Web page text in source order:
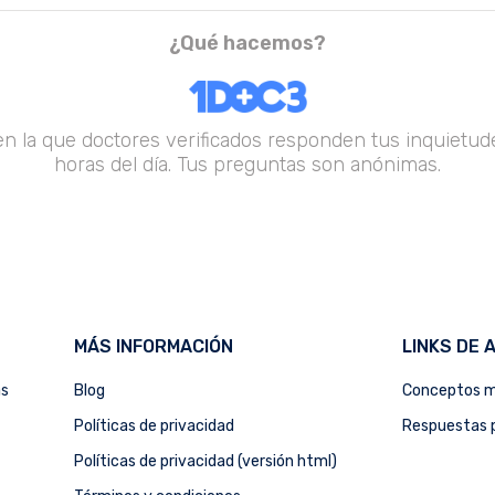
¿Qué hacemos?
la que doctores verificados responden tus
horas del día. Tus preguntas son anónimas.
MÁS INFORMACIÓN
Blog
Políticas de privacidad
Políticas de privacidad (versión html)
LINKS DE
Conceptos
Respuestas